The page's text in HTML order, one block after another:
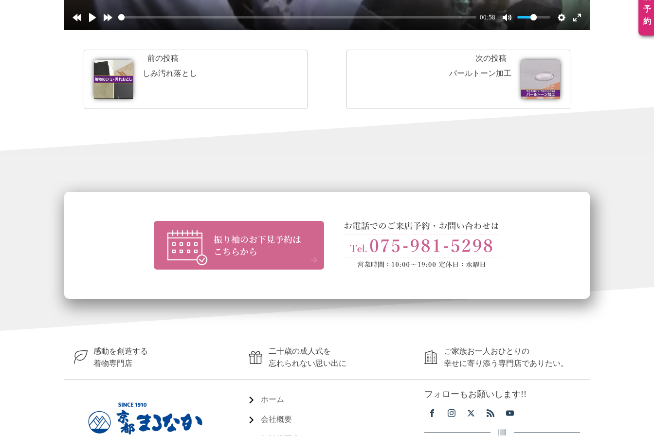
00:58
前の投稿
しみ汚れ落とし
次の投稿
パールトーン加工
感動を創造する
着物専門店
二十歳の成人式を
忘れられない思い出に
ご家族お一人おひとりの
幸せに寄り添う専門店でありたい。
ホーム
会社概要
フォローもお願いします!!
予
約